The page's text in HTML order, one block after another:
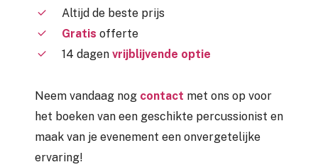
Altijd de beste prijs
Gratis offerte
14 dagen vrijblijvende optie
Neem vandaag nog contact met ons op voor
het boeken van een geschikte percussionist en
maak van je evenement een onvergetelijke
ervaring!